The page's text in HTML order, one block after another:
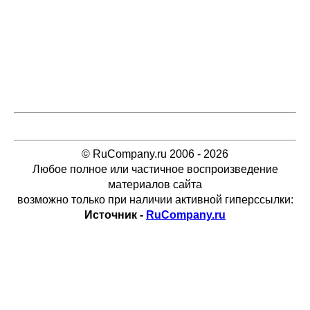
© RuCompany.ru 2006 - 2026
Любое полное или частичное воспроизведение
материалов сайта
возможно только при наличии активной гиперссылки:
Источник - RuCompany.ru